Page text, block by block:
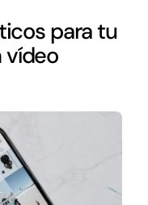
para tu
vídeo